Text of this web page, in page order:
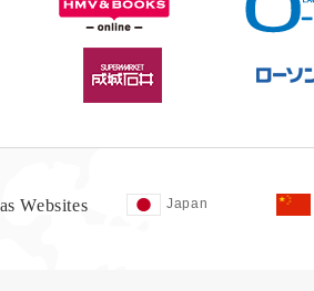
Websites Japan